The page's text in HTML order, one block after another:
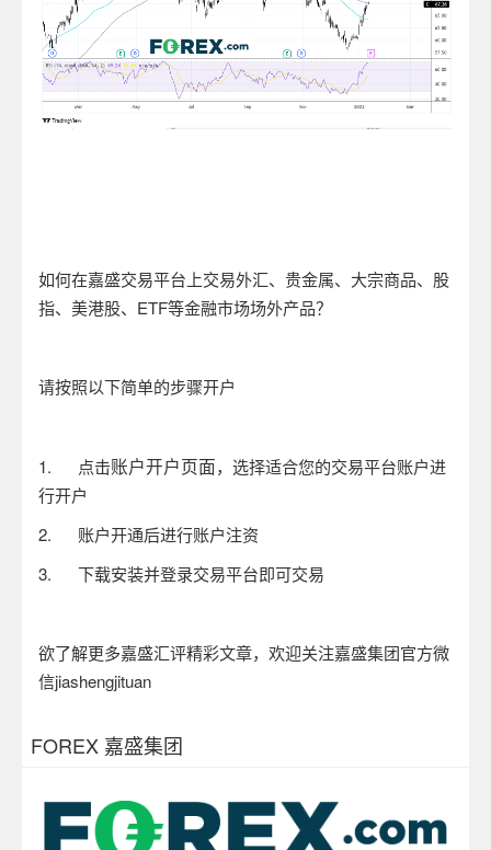
如何在嘉盛交易平台上交易外汇、贵金属、大宗商品、股
指、美港股、 ETF等金融市场场外产品？
请按照以下简单的步骤开户
1. 点击账户开户页面，选择适合您的交易平台账户进
行开户
2. 账户开通后进行账户注资
3. 下载安装并登录交易平台即可交易
欲了解更多嘉盛汇评精彩文章，欢迎关注嘉盛集团官方微
信jiashengjituan
FOREX 嘉盛集团